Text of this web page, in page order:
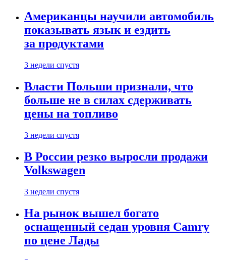
Американцы научили автомобиль
показывать язык и ездить
за продуктами
3 недели спустя
Власти Польши признали, что
больше не в силах сдерживать
цены на топливо
3 недели спустя
В России резко выросли продажи
Volkswagen
3 недели спустя
На рынок вышел богато
оснащенный седан уровня Camry
по цене Лады